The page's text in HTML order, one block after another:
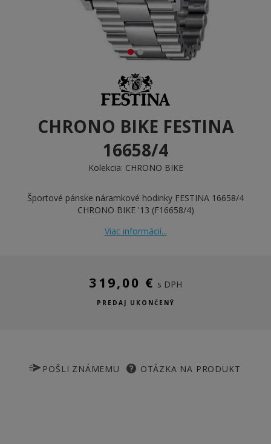
CHRONO BIKE FESTINA
16658/4
Kolekcia: CHRONO BIKE
Športové pánske náramkové hodinky FESTINA 16658/4
CHRONO BIKE '13 (F16658/4)
Viac informácií...
319,00 € s DPH
PREDAJ UKONČENÝ
POŠLI ZNÁMEMU OTÁZKA NA PRODUKT